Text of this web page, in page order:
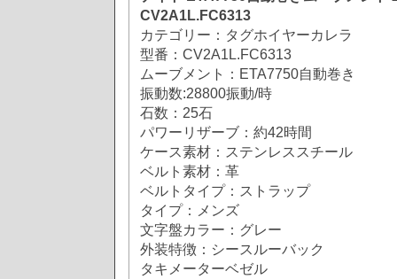
CV2A1L.FC6313
カテゴリー：タグホイヤーカレラ
型番：CV2A1L.FC6313
ムーブメント：ETA7750自動巻き
振動数:28800振動/時
石数：25石
パワーリザーブ：約42時間
ケース素材：ステンレススチール
ベルト素材：革
ベルトタイプ：ストラップ
タイプ：メンズ
文字盤カラー：グレー
外装特徴：シースルーバック
タキメーターベゼル